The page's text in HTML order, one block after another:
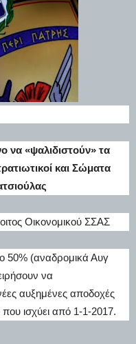
να «ψαλιδιστούν» τα
και Σώματα
Οικονομικού ΣΣΑΣ
50% (αναδρομικά Αυγ
να
αυξημένες αποδοχές
ισχύει από 1-1-2017.